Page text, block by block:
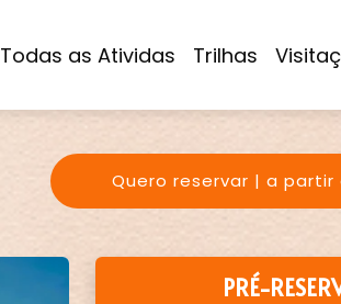
Todas as Atividas Trilhas
Quero reservar | a partir
PRÉ-